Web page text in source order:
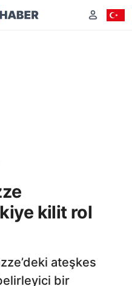
kilit rol
ateşkes
bir